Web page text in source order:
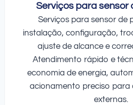
Serviços para sensor
Serviços para sensor de
instalação, configuração,
ajuste de alcance e
Atendimento rápido e
economia de energia,
acionamento preciso para
externas.